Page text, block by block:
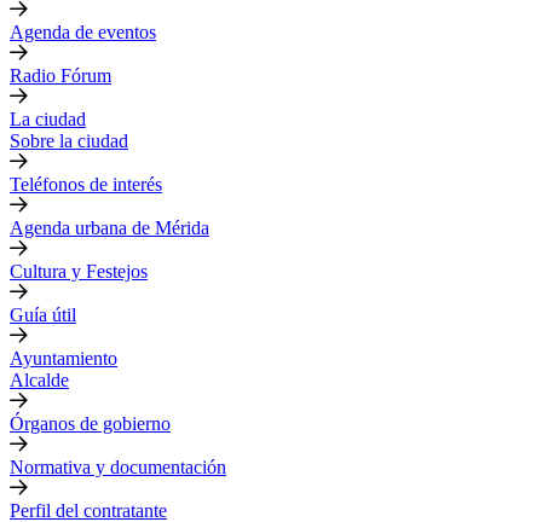
Agenda de eventos
Radio Fórum
La ciudad
Sobre la ciudad
Teléfonos de interés
Agenda urbana de Mérida
Cultura y Festejos
Guía útil
Ayuntamiento
Alcalde
Órganos de gobierno
Normativa y documentación
Perfil del contratante